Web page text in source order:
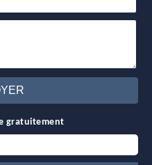
gratuitement